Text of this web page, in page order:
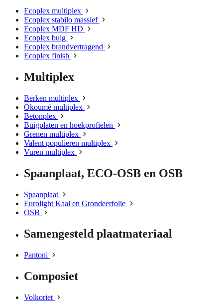
Ecoplex multiplex
Ecoplex stabilo massief
Ecoplex MDF HD
Ecoplex buig
Ecoplex brandvertragend
Ecoplex finish
Multiplex
Berken multiplex
Okoumé multiplex
Betonplex
Buigplaten en hoekprofielen
Grenen multiplex
Valent populieren multiplex
Vuren multiplex
Spaanplaat, ECO-OSB en OSB
Spaanplaat
Eurolight Kaal en Grondeerfolie
OSB
Samengesteld plaatmateriaal
Pantoni
Composiet
Volkoriet